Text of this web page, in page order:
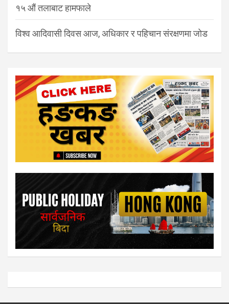
१५ औं तलाबाट हामफाले
विश्व आदिवासी दिवस आज, अधिकार र पहिचान संरक्षणमा जोड